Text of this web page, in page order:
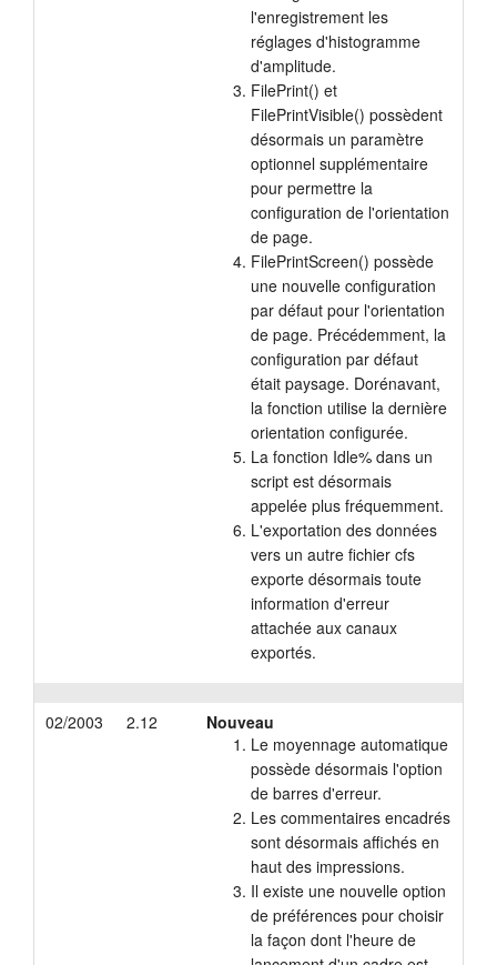
l'enregistrement les
réglages d'histogramme
d'amplitude.
FilePrint() et
FilePrintVisible() possèdent
désormais un paramètre
optionnel supplémentaire
pour permettre la
configuration de l'orientation
de page.
FilePrintScreen() possède
une nouvelle configuration
par défaut pour l'orientation
de page. Précédemment, la
configuration par défaut
était paysage. Dorénavant,
la fonction utilise la dernière
orientation configurée.
La fonction Idle% dans un
script est désormais
appelée plus fréquemment.
L'exportation des données
vers un autre fichier cfs
exporte désormais toute
information d'erreur
attachée aux canaux
exportés.
02/2003 2.12
Nouveau
Le moyennage automatique
possède désormais l'option
de barres d'erreur.
Les commentaires encadrés
sont désormais affichés en
haut des impressions.
Il existe une nouvelle option
de préférences pour choisir
la façon dont l'heure de